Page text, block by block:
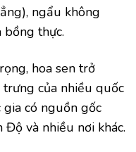
ngẩu không
thực.
hoa sen trở
của nhiều quốc
có nguồn gốc
và nhiều nơi khác.